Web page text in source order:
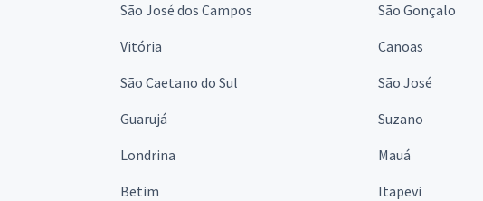
São José dos Campos São Gonçalo
Vitória Canoas
São Caetano do Sul São José
Guarujá Suzano
Londrina Mauá
Betim Itapevi